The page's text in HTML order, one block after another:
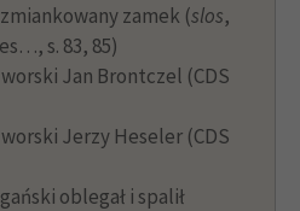
zamek (slos,
s. 83, 85)
Jan Brontczel (CDS
Jerzy Heseler (CDS
oblegał i spalił